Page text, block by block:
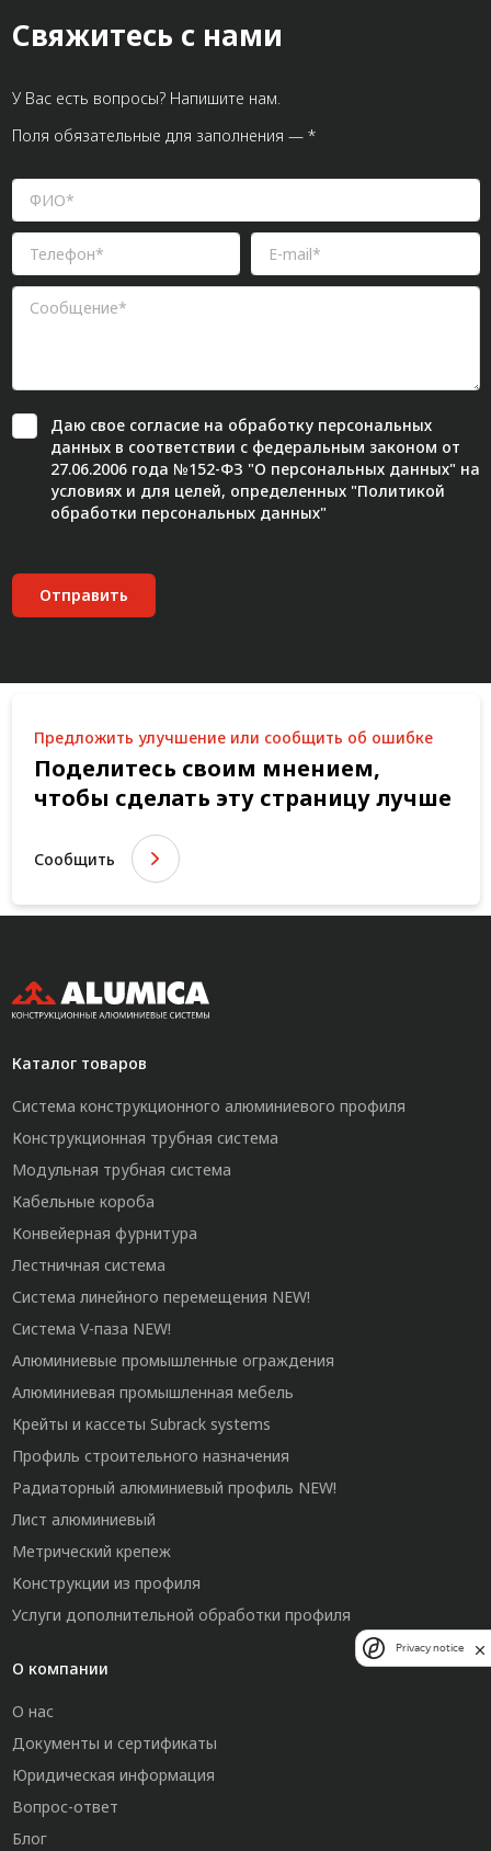
Свяжитесь с нами
У Вас есть вопросы? Напишите нам.
Поля обязательные для заполнения — *
Даю свое согласиена обработку персональных
данных в соответствии с федеральным законом от
27.06.2006 года №152-ФЗ "О персональных данных" на
условиях и для целей, определенных "Политикой
обработки персональных данных"
Отправить
Предложить улучшение или сообщить об ошибке
Поделитесь своим мнением,
чтобы сделать эту страницу лучше
Сообщить
Каталог товаров
Система конструкционного алюминиевого профиля
Конструкционная трубная система
Модульная трубная система
Кабельные короба
Конвейерная фурнитура
Лестничная система
Система линейного перемещения NEW!
Система V-паза NEW!
Алюминиевые промышленные ограждения
Алюминиевая промышленная мебель
Крейты и кассеты Subrack systems
Профиль строительного назначения
Радиаторный алюминиевый профиль NEW!
Лист алюминиевый
Метрический крепеж
Конструкции из профиля
Услуги дополнительной обработки профиля
О компании
О нас
Документы и сертификаты
Юридическая информация
Вопрос-ответ
Блог
Privacy notice